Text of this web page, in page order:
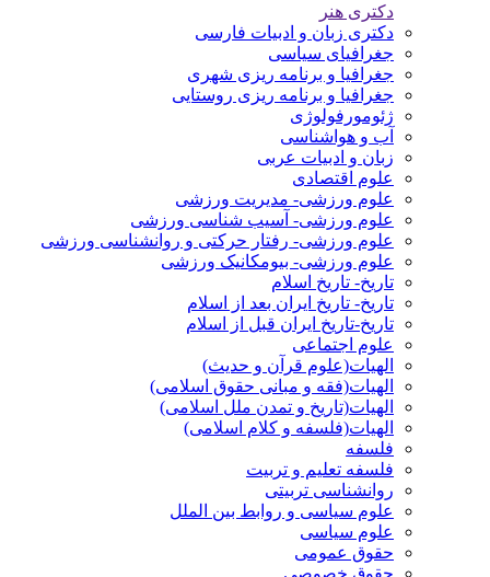
دکتری هنر
دکتری زبان و ادبیات فارسی
جغرافیای سیاسی
جغرافیا و برنامه ریزی شهری
جغرافیا و برنامه ریزی روستایی
ژئومورفولوژی
آب و هواشناسی
زبان و ادبیات عربی
علوم اقتصادی
علوم ورزشی- مدیریت ورزشی
علوم ورزشی- آسیب شناسی ورزشی
علوم ورزشی- رفتار حرکتی و روانشناسی ورزشی
علوم ورزشی- بیومکانیک ورزشی
تاریخ- تاریخ اسلام
تاریخ- تاریخ ایران بعد از اسلام
تاریخ-تاریخ ایران قبل از اسلام
علوم اجتماعی
الهیات(علوم قرآن و حدیث)
الهیات(فقه و مبانی حقوق اسلامی)
الهیات(تاریخ و تمدن ملل اسلامی)
الهیات(فلسفه و کلام اسلامی)
فلسفه
فلسفه تعلیم و تربیت
روانشناسی تربیتی
علوم سیاسی و روابط بین الملل
علوم سیاسی
حقوق عمومی
حقوق خصوصی